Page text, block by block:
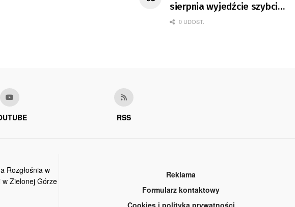
sierpnia wyjedźcie szybciej
z domów
0 UDOST.
RSS
Rozgłośnia w
Zielonej Górze
Reklama
Formularz kontaktowy